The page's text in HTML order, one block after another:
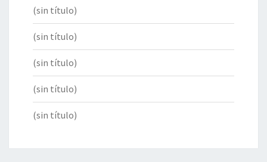
(sin título)
(sin título)
(sin título)
(sin título)
(sin título)